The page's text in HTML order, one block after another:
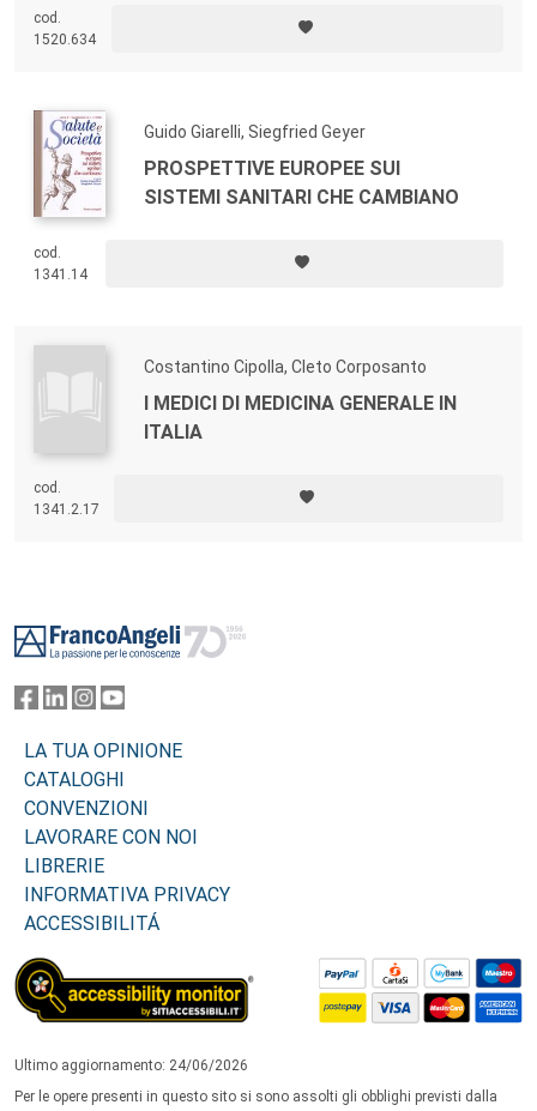
varie terapie proposte, ma soprattutto nel modo in cui esse muovono
le proprie strategie di cura e guarigione, almeno dal punto di vista di
cod.
1520.634
Guido Giarelli, Siegfried Geyer
PROSPETTIVE EUROPEE SUI
SISTEMI SANITARI CHE CAMBIANO
cod.
1341.14
Costantino Cipolla, Cleto Corposanto
I MEDICI DI MEDICINA GENERALE IN
ITALIA
cod.
1341.2.17
LA TUA OPINIONE
CATALOGHI
CONVENZIONI
LAVORARE CON NOI
LIBRERIE
INFORMATIVA PRIVACY
ACCESSIBILITÁ
Ultimo aggiornamento: 24/06/2026
Per le opere presenti in questo sito si sono assolti gli obblighi previsti dalla